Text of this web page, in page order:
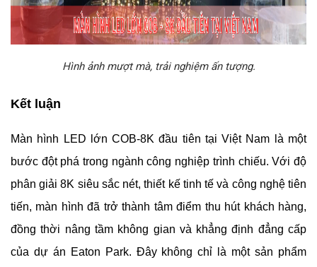
Hình ảnh mượt mà, trải nghiệm ấn tượng.
Kết luận
Màn hình LED lớn COB-8K đầu tiên tại Việt Nam là một
bước đột phá trong ngành công nghiệp trình chiếu. Với độ
phân giải 8K siêu sắc nét, thiết kế tinh tế và công nghệ tiên
tiến, màn hình đã trở thành tâm điểm thu hút khách hàng,
đồng thời nâng tầm không gian và khẳng định đẳng cấp
của dự án Eaton Park. Đây không chỉ là một sản phẩm